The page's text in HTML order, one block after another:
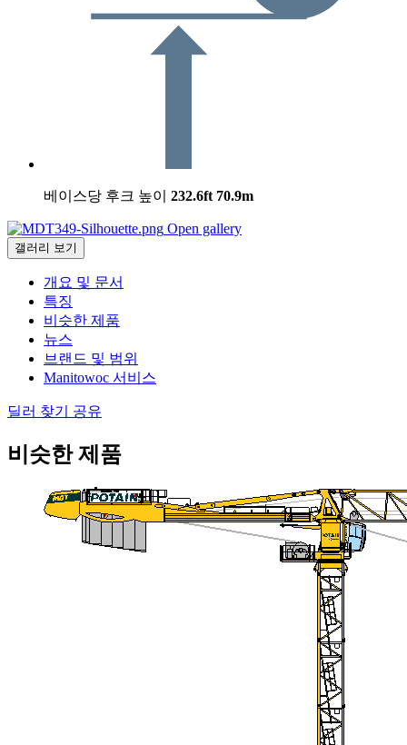
베이스당 후크 높이 232.6ft 70.9m
Open gallery
갤러리 보기
개요 및 문서
특징
비슷한 제품
뉴스
브랜드 및 범위
Manitowoc 서비스
딜러 찾기 공유
비슷한 제품